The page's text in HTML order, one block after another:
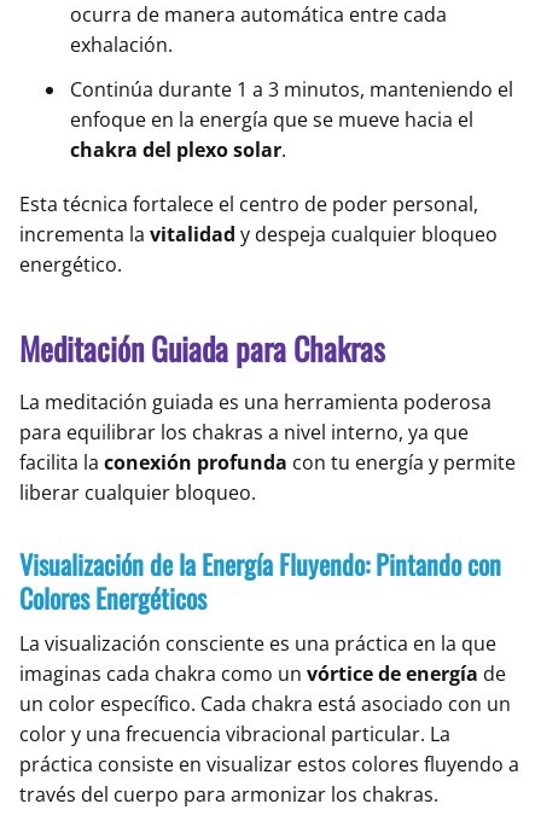
ocurra de manera automática entre cada
exhalación.
Continúa durante 1 a 3 minutos, manteniendo el
enfoque en la energía que se mueve hacia el
chakra del plexo solar.
Esta técnica fortalece el centro de poder personal,
incrementa la vitalidad y despeja cualquier bloqueo
energético.
Meditación Guiada para Chakras
La meditación guiada es una herramienta poderosa
para equilibrar los chakras a nivel interno, ya que
facilita la conexión profunda con tu energía y permite
liberar cualquier bloqueo.
Visualización de la Energía Fluyendo: Pintando con
Colores Energéticos
La visualización consciente es una práctica en la que
imaginas cada chakra como un vórtice de energía de
un color específico. Cada chakra está asociado con un
color y una frecuencia vibracional particular. La
práctica consiste en visualizar estos colores fluyendo a
través del cuerpo para armonizar los chakras.